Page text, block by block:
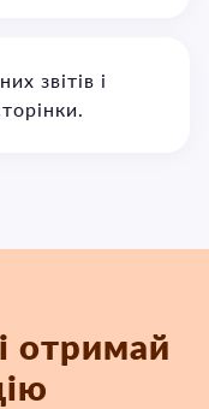
звітів і
отримай